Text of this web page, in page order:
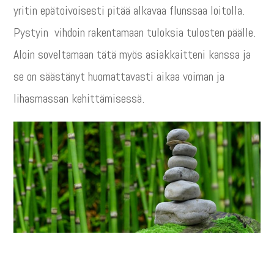
yritin epätoivoisesti pitää alkavaa flunssaa loitolla.
Pystyin vihdoin rakentamaan tuloksia tulosten päälle.
Aloin soveltamaan tätä myös asiakkaitteni kanssa ja
se on säästänyt huomattavasti aikaa voiman ja
lihasmassan kehittämisessä.